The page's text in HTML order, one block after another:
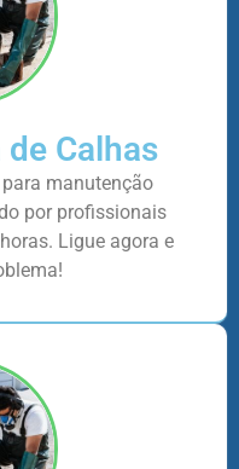
Calhas
manutenção
por profissionais
Ligue agora e